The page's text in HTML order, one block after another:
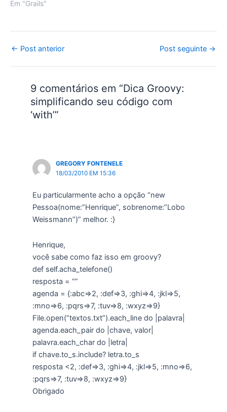
visto que aparentemente
duas linguagens. Reparou
que coloquei
"aparentemente" em
negrito? Este post é o
Em "Grails"
Post
← Post anterior Post seguinte →
9 comentários em “Dica Groovy:
simplificando seu código com
‘with’”
GREGORY FONTENELE
18/03/2010 EM 15:36
Eu particularmente acho a opção “new
Pessoa(nome:”Henrique”, sobrenome:”Lobo
Weissmann”)” melhor. :}
Henrique,
você sabe como faz isso em groovy?
def self.acha_telefone()
resposta = “”
agenda = {:abc=>2, :def=>3, :ghi=>4, :jkl=>5,
:mno=>6, :pqrs=>7, :tuv=>8, :wxyz=>9}
File.open(“textos.txt”).each_line do |palavra|
agenda.each_pair do |chave, valor|
palavra.each_char do |letra|
if chave.to_s.include? letra.to_s
resposta <2, :def=>3, :ghi=>4, :jkl=>5, :mno=>6,
:pqrs=>7, :tuv=>8, :wxyz=>9}
Obrigado